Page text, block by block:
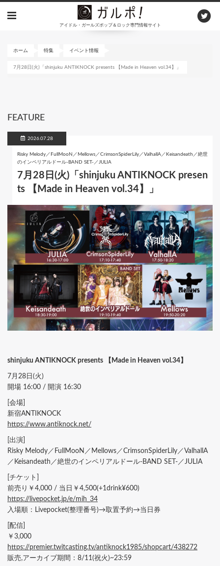
アイドル・ガールズポップ＆ロック専門情報サイト
ホーム 特集 イベント情報
7月28日(火)「shinjuku ANTIKNOCK presents 【Made in Heaven vol.34】」
FEATURE
2026.07.28
Risky Melody／FullMooN／Mellows／CrimsonSpiderLily／ValhallA／Keisandeath／絶世
のインペリアルドール-BAND SET-／JULIA
7月28日(火)「shinjuku ANTIKNOCK presen
ts 【Made in Heaven vol.34】」
shinjuku ANTIKNOCK presents 【Made in Heaven vol.34】
7月28日(火)
開場 16:00 / 開演 16:30
[会場]
新宿ANTIKNOCK
https://www.antiknock.net/
[出演]
Risky Melody／FullMooN／Mellows／CrimsonSpiderLily／ValhallA
／Keisandeath／絶世のインペリアルドール-BAND SET-／JULIA
[チケット]
前売り￥4,000 / 当日￥4,500(+1drink¥600)
https://livepocket.jp/e/mih_34
入場順：Livepocket(整理番号)→取置予約→当日券
[配信]
￥3,000
https://premier.twitcasting.tv/antiknock1985/shopcart/438272
販売,アーカイブ期間：8/11(祝火)~23:59